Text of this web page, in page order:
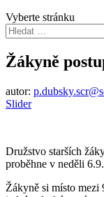
Vyberte stránku
Žákyně
autor:
Slider
Družstvo starších
proběhne v neděli
Žákyně si místo mezi